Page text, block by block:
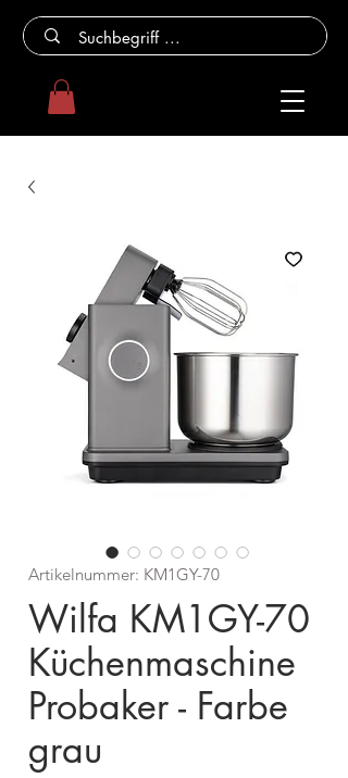
Artikelnummer: KM1GY-70
Wilfa KM1GY-70
Küchenmaschine
Probaker - Farbe
grau